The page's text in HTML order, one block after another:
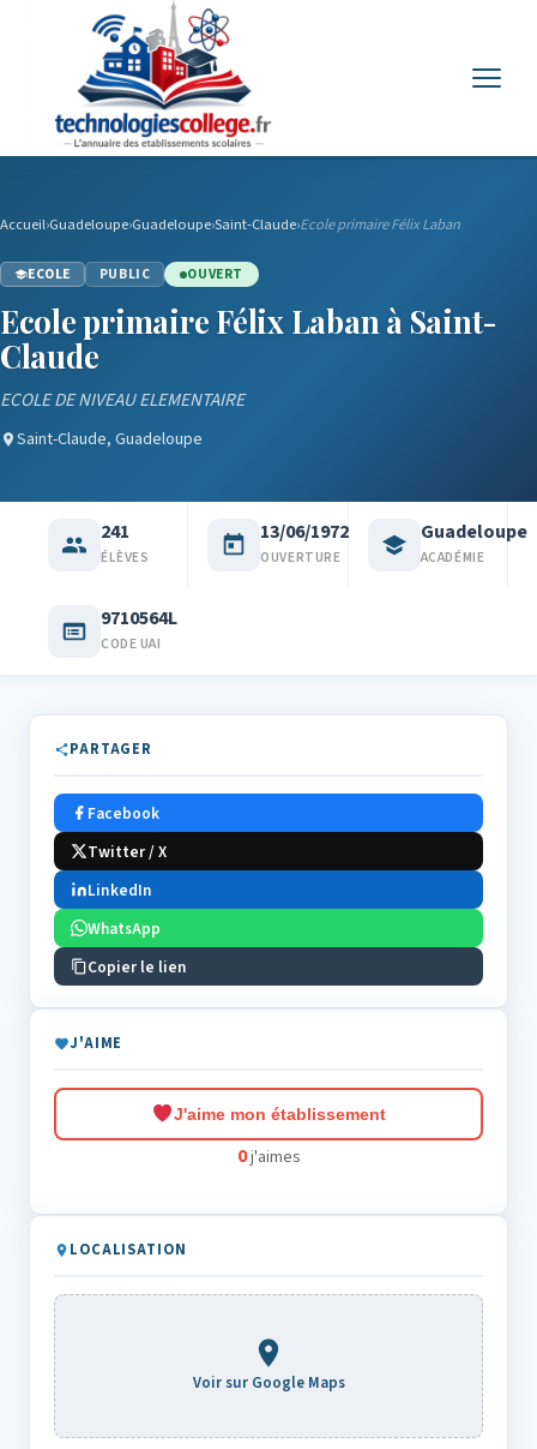
Accueil›Guadeloupe›Guadeloupe›Saint-Claude›Ecole primaire Félix Laban
ECOLE PUBLIC OUVERT
Ecole primaire Félix Laban à Saint-
Claude
ECOLE DE NIVEAU ELEMENTAIRE
Saint-Claude, Guadeloupe
241
ÉLÈVES
13/06/1972
OUVERTURE
Guadeloupe
ACADÉMIE
9710564L
CODE UAI
PARTAGER
Facebook
Twitter / X
LinkedIn
WhatsApp
Copier le lien
J'AIME
J'aime mon établissement
0j'aimes
LOCALISATION
Voir sur Google Maps